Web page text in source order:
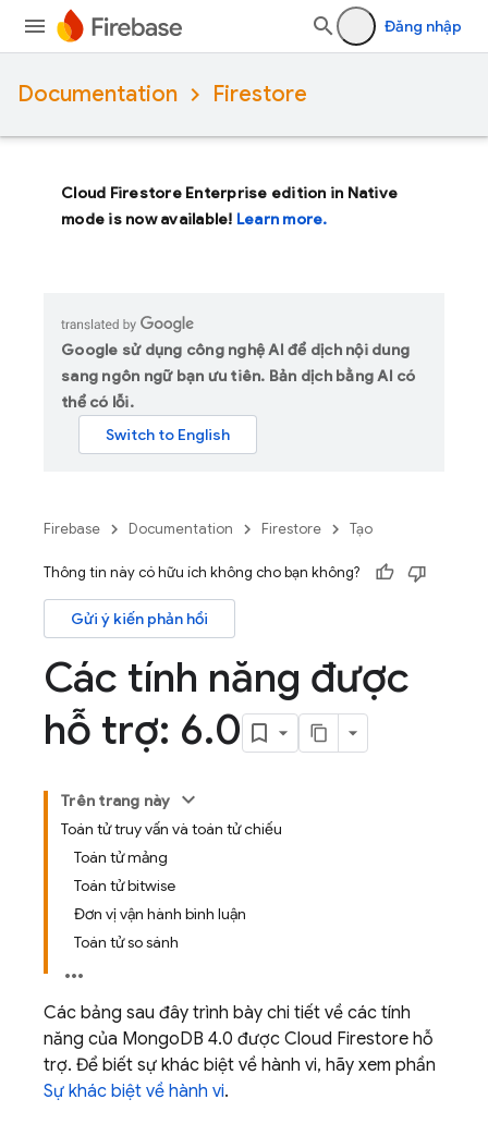
Đăng nhập
Documentation Firestore
Cloud Firestore Enterprise edition in Native
mode is now available! Learn more.
Google sử dụng công nghệ AI để dịch nội dung
sang ngôn ngữ bạn ưu tiên. Bản dịch bằng AI có
thể có lỗi.
Firebase Documentation Firestore Tạo
Thông tin này có hữu ích không cho bạn không?
Gửi ý kiến phản hồi
Các tính năng được
hỗ trợ: 6.0
Trên trang này
Toán tử truy vấn và toán tử chiếu
Toán tử mảng
Toán tử bitwise
Đơn vị vận hành bình luận
Toán tử so sánh
Các bảng sau đây trình bày chi tiết về các tính
năng của MongoDB 4.0 được Cloud Firestore hỗ
trợ. Để biết sự khác biệt về hành vi, hãy xem phần
Sự khác biệt về hành vi.